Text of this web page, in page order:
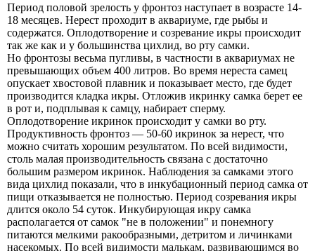
Период половой зрелость у фронтоз наступает в возрасте 14-
18 месяцев. Нерест проходит в аквариуме, где рыбы и
содержатся. Оплодотворение и созревание икры происходит
так же как и у большинства цихлид, во рту самки.
Но фронтозы весьма пугливы, в частности в аквариумах не
превышающих объем 400 литров. Во время нереста самец
опускает хвостовой плавник и показывает место, где будет
производится кладка икры. Отложив икринку самка берет ее
в рот и, подплывая к самцу, набирает сперму.
Оплодотворение икринок происходит у самки во рту.
Продуктивность фронтоз — 50-60 икринок за нерест, что
можно считать хорошим результатом. По всей видимости,
столь малая производительность связана с достаточно
большим размером икринок. Наблюдения за самками этого
вида цихлид показали, что в инкубационный период самка от
пищи отказывается не полностью. Период созревания икры
длится около 54 суток. Инкубирующая икру самка
располагается от самок "не в положении" и понемногу
питаются мелкими ракообразными, детритом и личинками
насекомых. По всей видимости малькам, развивающимся во